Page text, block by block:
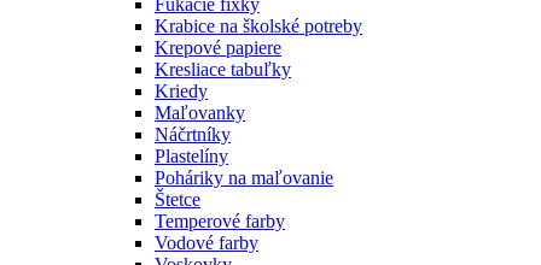
Fúkacie fixky
Krabice na školské potreby
Krepové papiere
Kresliace tabuľky
Kriedy
Maľovanky
Náčrtníky
Plastelíny
Poháriky na maľovanie
Štetce
Temperové farby
Vodové farby